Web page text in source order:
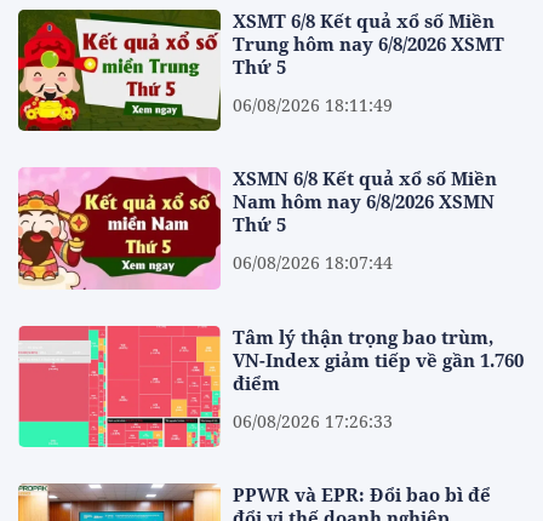
XSMT 6/8 Kết quả xổ số Miền
Trung hôm nay 6/8/2026 XSMT
Thứ 5
06/08/2026 18:11:49
XSMN 6/8 Kết quả xổ số Miền
Nam hôm nay 6/8/2026 XSMN
Thứ 5
06/08/2026 18:07:44
Tâm lý thận trọng bao trùm,
VN-Index giảm tiếp về gần 1.760
điểm
06/08/2026 17:26:33
PPWR và EPR: Đổi bao bì để